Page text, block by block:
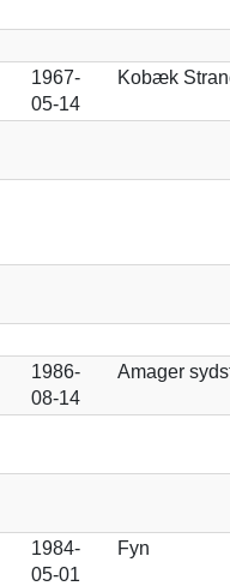
1967-
05-14
Kobæk
1986-
08-14
Amager
1984-
05-01
Fyn